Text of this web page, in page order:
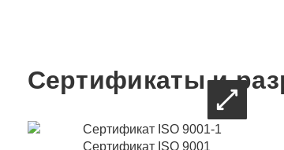
Сертификаты и
Сертификат ISO 9001